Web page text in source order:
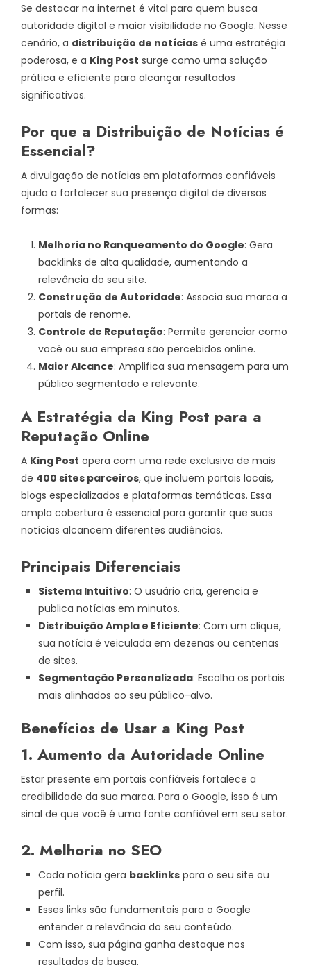
Se destacar na internet é vital para quem busca
autoridade digital e maior visibilidade no Google. Nesse
cenário, a distribuição de notícias é uma estratégia
poderosa, e a King Post surge como uma solução
prática e eficiente para alcançar resultados
significativos.
Por que a Distribuição de Notícias é
Essencial?
A divulgação de notícias em plataformas confiáveis
ajuda a fortalecer sua presença digital de diversas
formas:
Melhoria no Ranqueamento do Google: Gera
backlinks de alta qualidade, aumentando a
relevância do seu site.
Construção de Autoridade: Associa sua marca a
portais de renome.
Controle de Reputação: Permite gerenciar como
você ou sua empresa são percebidos online.
Maior Alcance: Amplifica sua mensagem para um
público segmentado e relevante.
A Estratégia da King Post para a
Reputação Online
A King Post opera com uma rede exclusiva de mais
de 400 sites parceiros, que incluem portais locais,
blogs especializados e plataformas temáticas. Essa
ampla cobertura é essencial para garantir que suas
notícias alcancem diferentes audiências.
Principais Diferenciais
Sistema Intuitivo: O usuário cria, gerencia e
publica notícias em minutos.
Distribuição Ampla e Eficiente: Com um clique,
sua notícia é veiculada em dezenas ou centenas
de sites.
Segmentação Personalizada: Escolha os portais
mais alinhados ao seu público-alvo.
Benefícios de Usar a King Post
1. Aumento da Autoridade Online
Estar presente em portais confiáveis fortalece a
credibilidade da sua marca. Para o Google, isso é um
sinal de que você é uma fonte confiável em seu setor.
2. Melhoria no SEO
Cada notícia gera backlinks para o seu site ou
perfil.
Esses links são fundamentais para o Google
entender a relevância do seu conteúdo.
Com isso, sua página ganha destaque nos
resultados de busca.